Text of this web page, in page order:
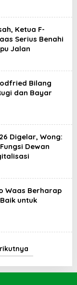
Ketua F-
Serius Benahi
Jalan
Bilang
dan Bayar
Digelar, Wong:
Dewan
Waas Berharap
untuk